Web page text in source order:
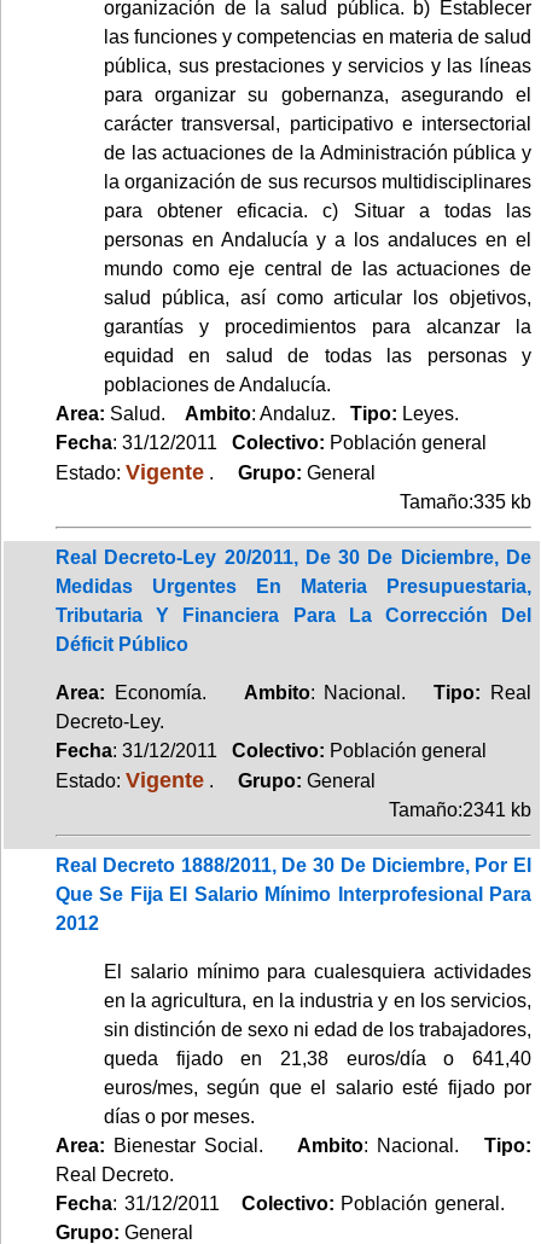
organización de la salud pública. b) Establecer
las funciones y competencias en materia de salud
pública, sus prestaciones y servicios y las líneas
para organizar su gobernanza, asegurando el
carácter transversal, participativo e intersectorial
de las actuaciones de la Administración pública y
la organización de sus recursos multidisciplinares
para obtener eficacia. c) Situar a todas las
personas en Andalucía y a los andaluces en el
mundo como eje central de las actuaciones de
salud pública, así como articular los objetivos,
garantías y procedimientos para alcanzar la
equidad en salud de todas las personas y
poblaciones de Andalucía.
Area: Salud. Ambito: Andaluz. Tipo: Leyes.
Fecha: 31/12/2011 Colectivo: Población general
Estado: Vigente . Grupo: General
Tamaño:335 kb
Real Decreto-Ley 20/2011, De 30 De Diciembre, De
Medidas Urgentes En Materia Presupuestaria,
Tributaria Y Financiera Para La Corrección Del
Déficit Público
Area: Economía. Ambito: Nacional.Tipo:
Real
Decreto-Ley.
Fecha: 31/12/2011 Colectivo: Población general
Estado: Vigente . Grupo: General
Tamaño:2341 kb
Real Decreto 1888/2011, De 30 De Diciembre, Por El
Que Se Fija El Salario Mínimo Interprofesional Para
2012
El salario mínimo para cualesquiera actividades
en la agricultura, en la industria y en los servicios,
sin distinción de sexo ni edad de los trabajadores,
queda fijado en 21,38 euros/día o 641,40
euros/mes, según que el salario esté fijado por
días o por meses.
Area: Bienestar Social. Ambito: Nacional. Tipo:
Real Decreto.
Fecha: 31/12/2011 Colectivo: Población general.
Grupo: General